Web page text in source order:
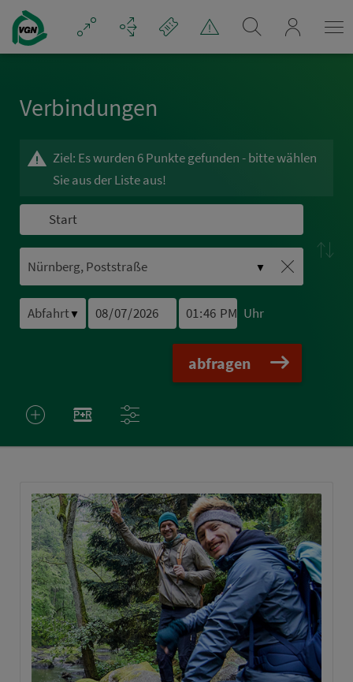
Navigation überspringen
Ver­bin­dungen
Ziel: Es wurden 6 Punkte gefunden - bitte wählen
Sie aus der Liste aus!
▼
▼ Uhr
abfragen